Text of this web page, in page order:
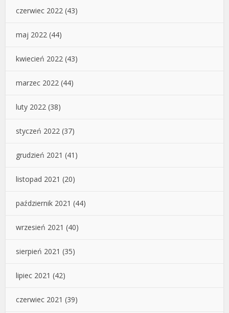
czerwiec 2022 (43)
maj 2022 (44)
kwiecień 2022 (43)
marzec 2022 (44)
luty 2022 (38)
styczeń 2022 (37)
grudzień 2021 (41)
listopad 2021 (20)
październik 2021 (44)
wrzesień 2021 (40)
sierpień 2021 (35)
lipiec 2021 (42)
czerwiec 2021 (39)